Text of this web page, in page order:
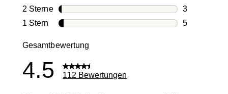
4
2 SterneSterne
3
3
1 Stern Sterne
5
Gesamtbewertung
4.5 112 Bewertungen